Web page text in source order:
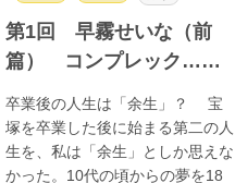
第1回 早霧せいな（前
篇） コンプレック……
卒業後の人生は「余生」？ 宝
塚を卒業した後に始まる第二の人
生を、私は「余生」としか思えな
かった。10代の頃からの夢を18